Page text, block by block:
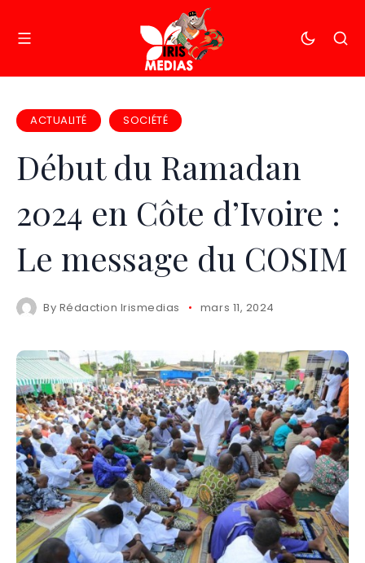
ACTUALITÉ SOCIÉTÉ
Début du Ramadan
2024 en Côte d’Ivoire :
Le message du COSIM
By Rédaction Irismedias mars 11, 2024